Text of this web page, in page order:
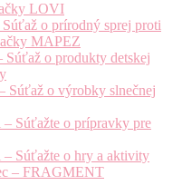
LOVI
Súťaž o prírodný sprej proti
MAPEZ
Súťaž o produkty detskej
Súťaž o výrobky slnečnej
Súťažte o prípravky pre
– Súťažte o hry a aktivity
– FRAGMENT